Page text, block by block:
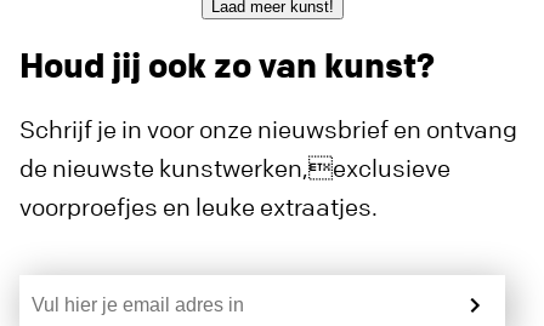
Laad meer kunst!
Houd jij ook zo van kunst?
Schrijf je in voor onze nieuwsbrief en ontvang
de nieuwste kunstwerken,exclusieve
voorproefjes en leuke extraatjes.